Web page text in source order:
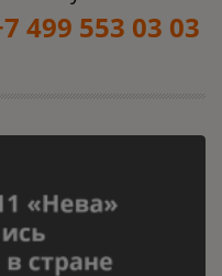
499 553 03 03